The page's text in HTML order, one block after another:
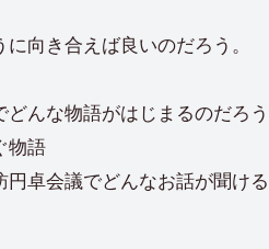
向き合えば良いのだろう。
んな物語がはじまるのだろう
語
卓会議でどんなお話が聞け